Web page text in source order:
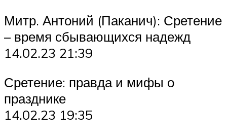
Митр. Антоний (Паканич): Сретение
– время сбывающихся надежд
14.02.23 21:39
Сретение: правда и мифы о
празднике
14.02.23 19:35